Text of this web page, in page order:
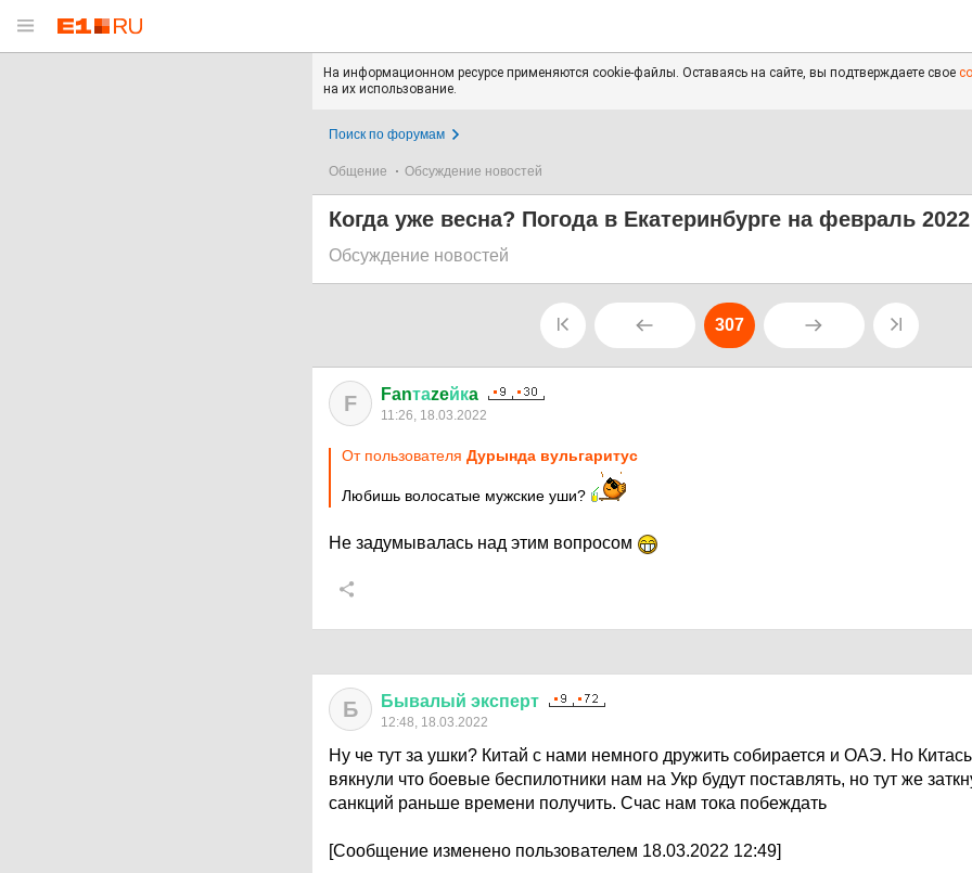
На информационном ресурсе применяются cookie-файлы. Оставаясь на сайте, вы подтверждаете свое
на их использование.
Поиск по форумам
Общение Обсуждение новостей
Когда уже весна? Погода в Екатеринбурге на февраль
Обсуждение новостей
307
F Fanтаzeйкa
11:26, 18.03.2022
От пользователя Дурында вульгаритус
Любишь волосатые мужские уши?
Не задумывалась над этим вопросом
Б Бывалый эксперт
12:48, 18.03.2022
Ну че тут за ушки? Китай с нами немного дружить собирается и ОАЭ. Но
вякнули что боевые беспилотники нам на Укр будут поставлять, но тут же
санкций раньше времени получить. Счас нам тока побеждать
[Сообщение изменено пользователем 18.03.2022 12:49]